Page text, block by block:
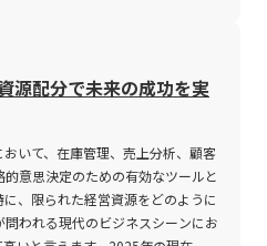
、積極的に提案・実施に関与する
だけでなく、組織運営、リスク管
い観点から戦略立案を行う能力
する鍵となるでしょう。 まと
重要な取り組みです。 2025年の
クノロジーを駆使した変革が新た
プロセスの効率化や新たな顧客価
革を通じて、持続可能な競争力を
ンパクトの大きい成果を得られる
ーを正確に特定するためには、客
、ゼロベース思考、ロジックツリ
される。さらに、問題特定後の
とにより、迅速かつ効率的な問題
一方で、イシューの適用にあたっ
軟な発想と再定義の姿勢が求めら
課題に対応するだけでなく、根本
なる。 総じて、現代ビジネスに
かのリスクや限界も内包していま
る市場が限定されるために、大手
があります。市場が十分に魅力的
力や技術力をもって参入すること
市場が一変する可能性がありま
ェアの喪失が生じるリスク管理が
ということは、その市場自体が成
人は、しばしばその能力が適切に
ず、会議中や業務の進行中におい
ていない」や「能力不足」と誤解
避けるためには、反応の遅さを単
、「確認のために一度整理させて
コミュニケーションを行うことが
的に処理するための具体的な手法
出し→要約→詳細」という順序で整
または実現見込みといった表現で
規事業の企画段階から非常に重視
、技術的な実現性、財務的な裏付
組織体制など多角的な要素を網羅
概念は、新規事業や新商品の開発
だけではなく、実際に事業として
に用いられる。フィジビリティが
可能性の評価を通じてリスクを洗
源配分で未来の成功を実
いて、在庫管理、売上分析、顧客
意思決定のための有効なツールと
、限られた経営資源をどのように
われる現代のビジネスシーンにお